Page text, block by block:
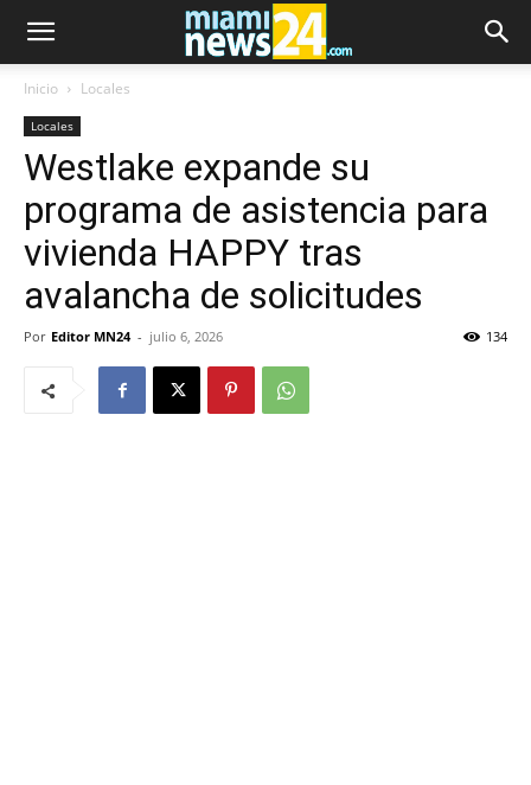
Inicio Locales
Locales
Westlake expande su
programa de asistencia para
vivienda HAPPY tras
avalancha de solicitudes
Por Editor MN24 - julio 6, 2026 134